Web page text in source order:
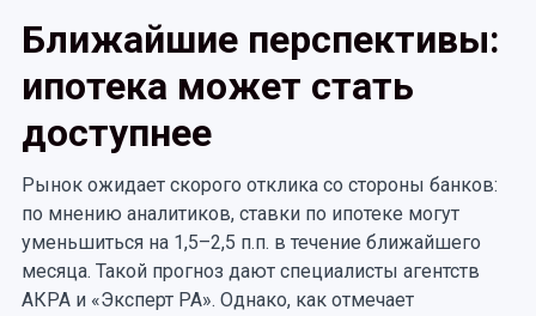
Ближайшие перспективы:
ипотека может стать
доступнее
Рынок ожидает скорого отклика со стороны банков:
по мнению аналитиков, ставки по ипотеке могут
уменьшиться на 1,5–2,5 п.п. в течение ближайшего
месяца. Такой прогноз дают специалисты агентств
АКРА и «Эксперт РА». Однако, как отмечает